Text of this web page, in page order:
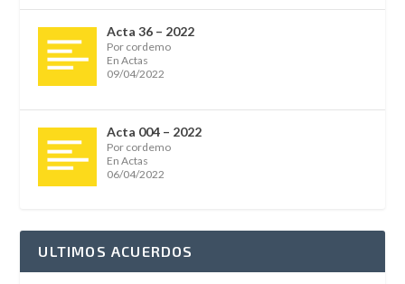
Acta 36 – 2022
Por cordemo
En Actas
09/04/2022
Acta 004 – 2022
Por cordemo
En Actas
06/04/2022
ULTIMOS ACUERDOS